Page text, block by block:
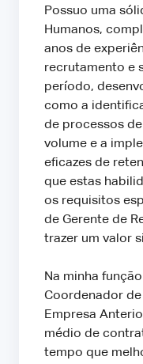
Possuo uma
Humanos,
anos de
recrutamento e
período,
como a
de processos
volume e a
eficazes de
que estas
os requisitos
de Gerente de
trazer um valor
Na minha
Coordenador
Empresa
médio de
tempo que